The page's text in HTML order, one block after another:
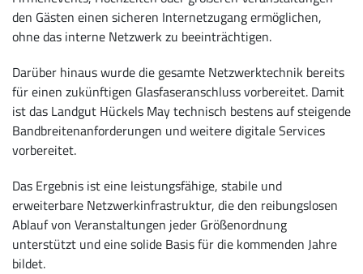
den Gästen einen sicheren Internetzugang ermöglichen,
ohne das interne Netzwerk zu beeinträchtigen.
Darüber hinaus wurde die gesamte Netzwerktechnik bereits
für einen zukünftigen Glasfaseranschluss vorbereitet. Damit
ist das Landgut Hückels May technisch bestens auf steigende
Bandbreitenanforderungen und weitere digitale Services
vorbereitet.
Das Ergebnis ist eine leistungsfähige, stabile und
erweiterbare Netzwerkinfrastruktur, die den reibungslosen
Ablauf von Veranstaltungen jeder Größenordnung
unterstützt und eine solide Basis für die kommenden Jahre
bildet.